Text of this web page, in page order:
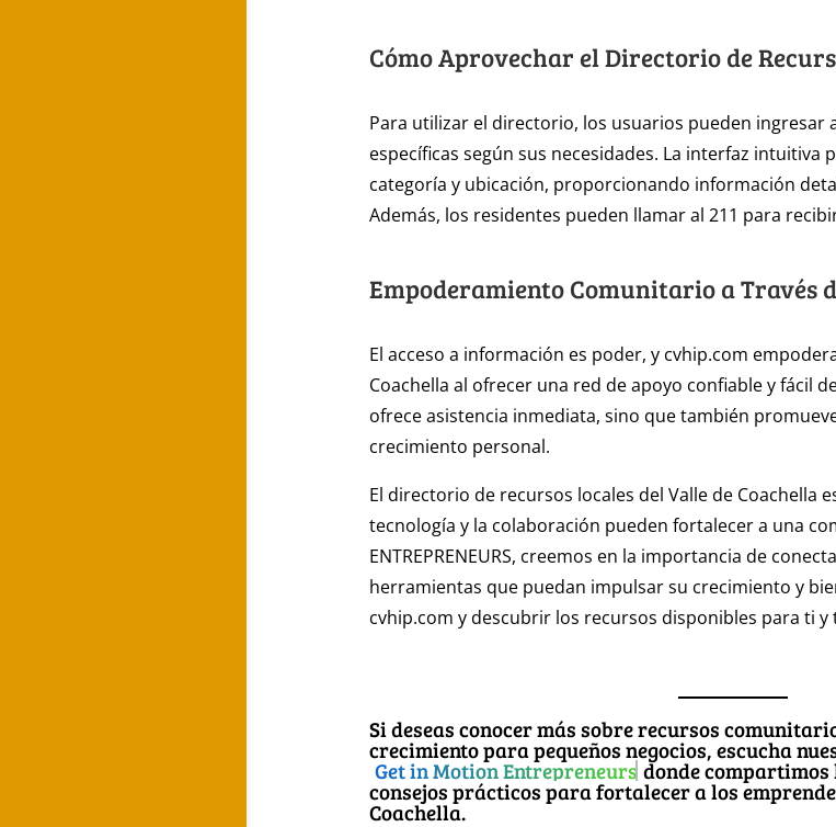
Cómo Aprovechar el Directorio de
Para utilizar el directorio, los usuarios pueden ingresar
específicas según sus necesidades. La interfaz
categoría y ubicación, proporcionando información
Además, los residentes pueden llamar al 211 para
Empoderamiento Comunitario a Través
El acceso a información es poder, y cvhip.com
Coachella al ofrecer una red de apoyo confiable y fácil
ofrece asistencia inmediata, sino que también
crecimiento personal.
El directorio de recursos locales del Valle de Coachella
tecnología y la colaboración pueden fortalecer a una
ENTREPRENEURS, creemos en la importancia de
herramientas que puedan impulsar su crecimiento y
cvhip.com y descubrir los recursos disponibles para ti y
Si deseas conocer más sobre recursos
crecimiento para pequeños negocios, escucha
Get in Motion Entrepreneurs donde
consejos prácticos para fortalecer a los
Coachella.